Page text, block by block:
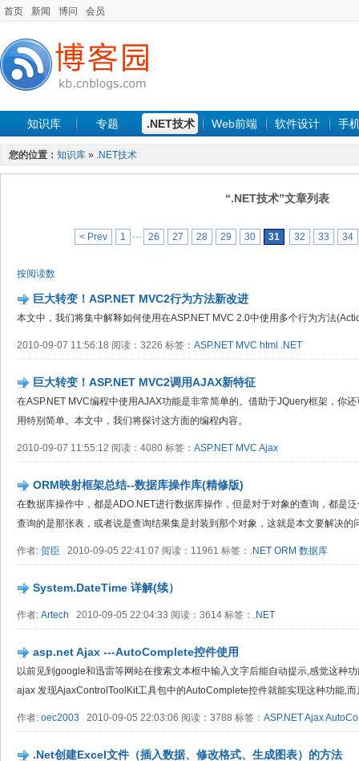
首页 新闻 博问 会员
知识库 专题 .NET技术 Web前端 软件设计 手
您的位置： 知识库 » .NET技术
“.NET技术”文章列表
< Prev 1 ··· 26 27 28 29 30 31 32 33 34
按阅读数
巨大转变！ASP.NET MVC2行为方法新改进
本文中，我们将集中解释如何使用在ASP.NET MVC 2.0中使用多个行为方法
2010-09-07 11:56:18 阅读：3226 标签： ASP.NET MVC html .NET
巨大转变！ASP.NET MVC2调用AJAX新特征
在ASP.NET MVC编程中使用AJAX功能是非常简单的。借助于JQuery框架，你
用特别简单。本文中，我们将探讨这方面的编程内容。
2010-09-07 11:55:12 阅读：4080 标签： ASP.NET MVC Ajax
ORM映射框架总结--数据库操作库(精修版)
在数据库操作中，都是ADO.NET进行数据库操作，但是对于对象的查询，都是
查询的是那张表，或者说是查询结果集是封装到那个对象，这就是本文要解决的
作者: 贺臣 2010-09-05 22:41:07 阅读：11961 标签： .NET ORM 数据库
System.DateTime 详解(续）
作者: Artech 2010-09-05 22:04:33 阅读：3614 标签： .NET
asp.net Ajax ---AutoComplete控件使用
以前见到google和迅雷等网站在搜索文本框中输入文字后能自动提示,感觉这种
ajax 发现AjaxControlToolKit工具包中的AutoComplete控件就能实现这种功能,而
作者: oec2003 2010-09-05 22:03:06 阅读：3788 标签： ASP.NETAjax
.Net创建Excel文件（插入数据、修改格式、生成图表）的方法